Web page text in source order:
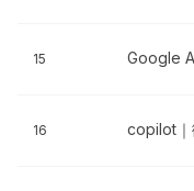
15 Google
16 copilot｜